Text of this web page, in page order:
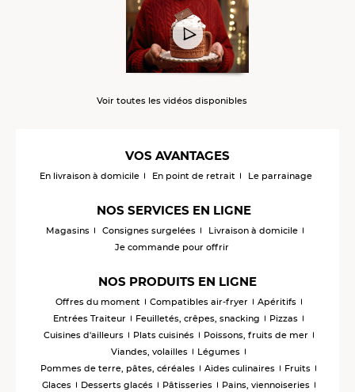
Voir toutes les vidéos disponibles
VOS AVANTAGES
En livraison à domicile En point de retrait Le parrainage
NOS SERVICES EN LIGNE
Magasins Consignes surgelées
Livraison à domicile
Je commande pour offrir
NOS PRODUITS EN LIGNE
Offres du moment Compatibles air-fryer
Apéritifs
Entrées Traiteur
Feuilletés, crêpes, snacking
Pizzas
Cuisines d'ailleurs
Plats cuisinés
Poissons, fruits de mer
Viandes, volailles
Légumes
Pommes de terre, pâtes, céréales
Aides culinaires
Fruits
Glaces
Desserts glacés Pâtisseries
Pains, viennoiseries